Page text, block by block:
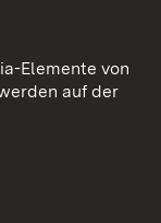
Elemente von
auf der